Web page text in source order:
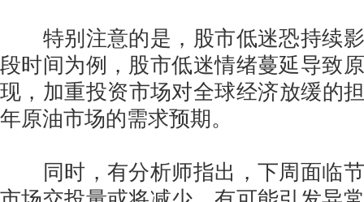
特别注意的是，股市低迷恐持续影
段时间为例，股市低迷情绪蔓延导致
现，加重投资市场对全球经济放缓的
年原油市场的需求预期。
同时，有分析师指出，下周面临节